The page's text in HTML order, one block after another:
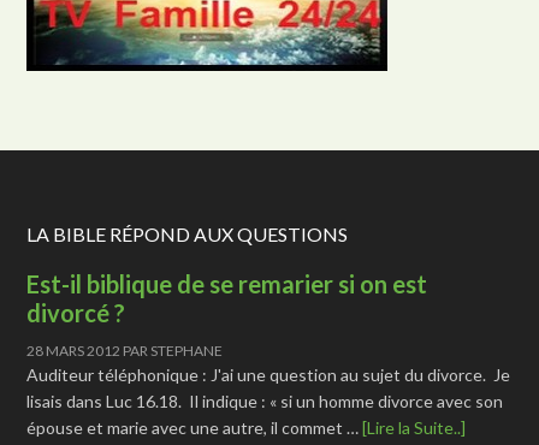
LA BIBLE RÉPOND AUX QUESTIONS
Est-il biblique de se remarier si on est
divorcé ?
28 MARS 2012 PAR STEPHANE
Auditeur téléphonique : J'ai une question au sujet du divorce. Je
lisais dans Luc 16.18. Il indique : « si un homme divorce avec son
épouse et marie avec une autre, il commet …[Lire la Suite..]